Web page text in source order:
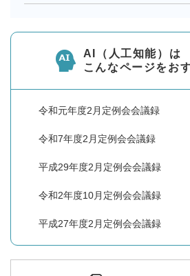
AI（人工知能）は
こんなページをお
令和元年度2月定例会会議録
令和7年度2月定例会会議録
平成29年度2月定例会会議録
令和2年度10月定例会会議録
平成27年度2月定例会会議録